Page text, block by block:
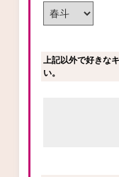
上記以外で好きな
い。